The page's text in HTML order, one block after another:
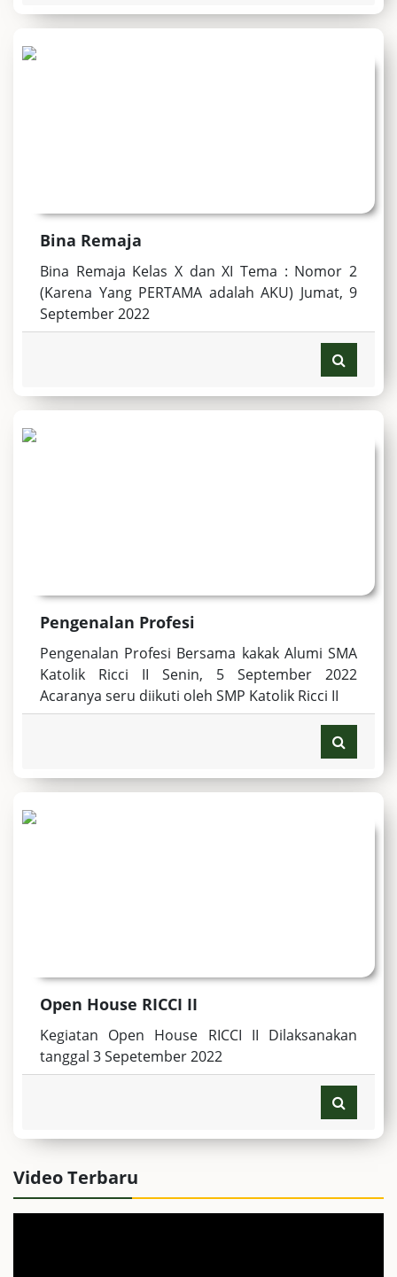
Bina Remaja
Bina Remaja Kelas X dan XI Tema : Nomor 2
(Karena Yang PERTAMA adalah AKU) Jumat, 9
September 2022
Pengenalan Profesi
Pengenalan Profesi Bersama kakak Alumi SMA
Katolik Ricci II Senin, 5 September 2022
Acaranya seru diikuti oleh SMP Katolik Ricci II
Open House RICCI II
Kegiatan Open House RICCI II Dilaksanakan
tanggal 3 Sepetember 2022
Video Terbaru